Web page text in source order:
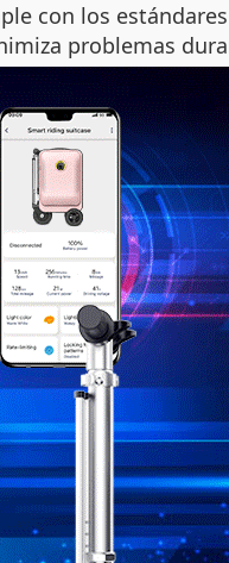
con los
problemas